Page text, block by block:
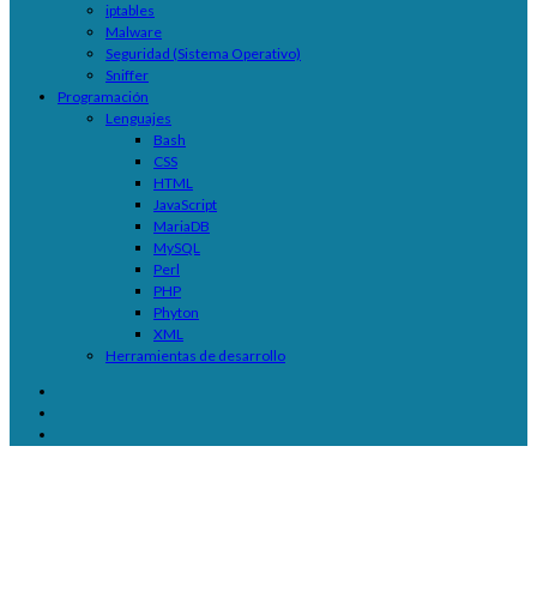
iptables
Malware
Seguridad (Sistema Operativo)
Sniffer
Programación
Lenguajes
Bash
CSS
HTML
JavaScript
MariaDB
MySQL
Perl
PHP
Phyton
XML
Herramientas de desarrollo